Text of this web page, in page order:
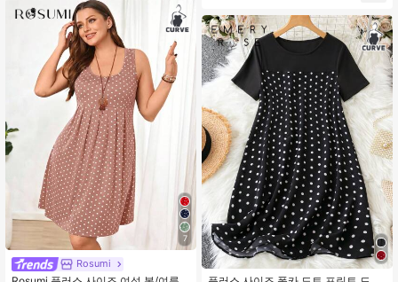
7
Rosumi